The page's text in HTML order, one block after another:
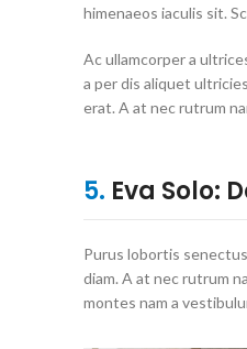
himenaeos iaculis sit.
Ac ullamcorper a
a per dis aliquet
erat. A at nec rutrum
5. Eva Solo:
Purus lobortis
diam. A at nec rutrum
montes nam a